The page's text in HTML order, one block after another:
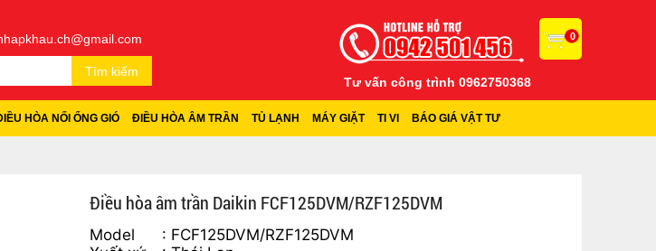
Tìm kiếm
0
Tư vấn công trình 0962750368
HÒA NỐI ỐNG GIÓ ĐIỀU HÒA ÂM TRẦN TỦ LẠNH MÁY GIẶT TI VI BÁO GIÁ VẬT TƯ
Điều hòa âm trần Daikin FCF125DVM/RZF125DVM
Model
: FCF125DVM/RZF125DVM